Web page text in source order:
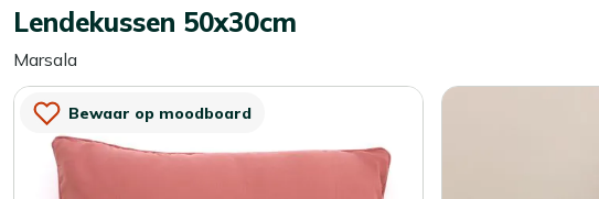
Lendekussen 50x30cm
Marsala
Bewaar op moodboard